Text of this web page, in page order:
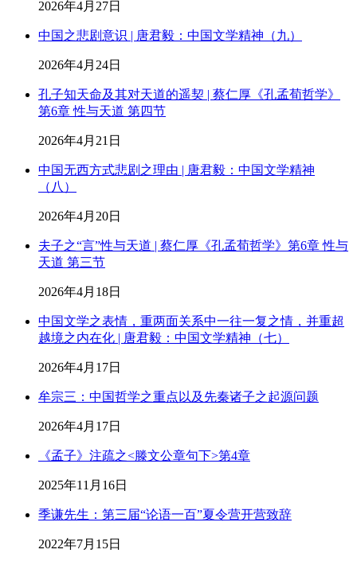
2026年4月27日
中国之悲剧意识 | 唐君毅：中国文学精神（九）
2026年4月24日
孔子知天命及其对天道的遥契 | 蔡仁厚《孔孟荀哲学》
第6章 性与天道 第四节
2026年4月21日
中国无西方式悲剧之理由 | 唐君毅：中国文学精神
（八）
2026年4月20日
夫子之“言”性与天道 | 蔡仁厚《孔孟荀哲学》第6章 性与
天道 第三节
2026年4月18日
中国文学之表情，重两面关系中一往一复之情，并重超
越境之内在化 | 唐君毅：中国文学精神（七）
2026年4月17日
牟宗三：中国哲学之重点以及先秦诸子之起源问题
2026年4月17日
《孟子》注疏之<滕文公章句下>第4章
2025年11月16日
季谦先生：第三届“论语一百”夏令营开营致辞
2022年7月15日